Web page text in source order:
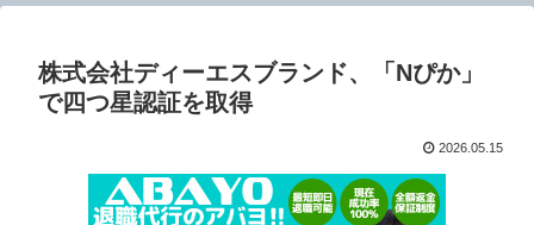
株式会社ディーエスブランド、「Nぴか」
で四つ星認証を取得
2026.05.15